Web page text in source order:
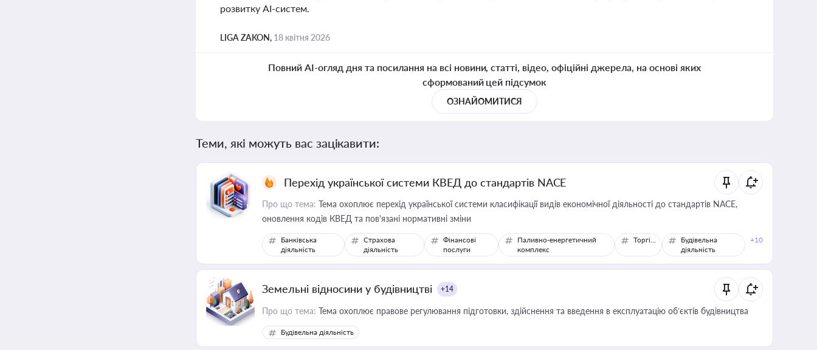
розвитку AI-систем.
LIGA ZAKON, 18 квітня 2026
Повний AI-огляд дня та посилання на всі новини, статті, відео, офіційні джерела, на основі яких
сформований цей підсумок
ОЗНАЙОМИТИСЯ
Теми, які можуть вас зацікавити:
Перехід української системи КВЕД до стандартів NACE
Про що тема: Тема охоплює перехід української системи класифікації видів економічної діяльності до стандартів NACE,
оновлення кодів КВЕД та пов'язані нормативні зміни
Банківська
діяльність
Страхова
діяльність
Фінансові
послуги
Паливно-енергетичний
комплекс
Торгівля
Будівельна
діяльність
+10
Земельні відносини у будівництві +14
Про що тема: Тема охоплює правове регулювання підготовки, здійснення та введення в експлуатацію об’єктів будівництва
Будівельна діяльність